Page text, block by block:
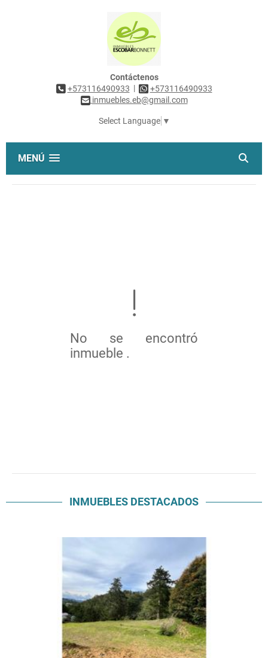
Contáctenos
+573116490933 |
+573116490933
inmuebles.eb@gmail.com
Select Language ▼
MENÚ
No se encontró
inmueble .
INMUEBLES DESTACADOS